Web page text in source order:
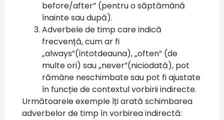
before/after” (pentru o săptămână
înainte sau după).
Adverbele de timp care indică
frecvență, cum ar fi
„always”(întotdeauna), „often” (de
multe ori) sau „never”(niciodată), pot
rămâne neschimbate sau pot fi ajustate
în funcție de contextul vorbirii indirecte.
Următoarele exemple îți arată schimbarea
adverbelor de timp în vorbirea indirectă: